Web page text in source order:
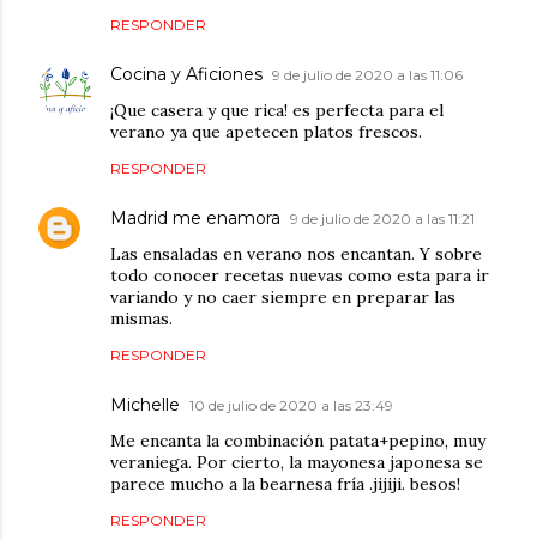
RESPONDER
Cocina y Aficiones 9 de julio de 2020 a las 11:06
¡Que casera y que rica! es perfecta para el
verano ya que apetecen platos frescos.
RESPONDER
Madrid me enamora 9 de julio de 2020 a las 11:21
Las ensaladas en verano nos encantan. Y sobre
todo conocer recetas nuevas como esta para ir
variando y no caer siempre en preparar las
mismas.
RESPONDER
Michelle 10 de julio de 2020 a las 23:49
Me encanta la combinación patata+pepino, muy
veraniega. Por cierto, la mayonesa japonesa se
parece mucho a la bearnesa fría .jijiji. besos!
RESPONDER